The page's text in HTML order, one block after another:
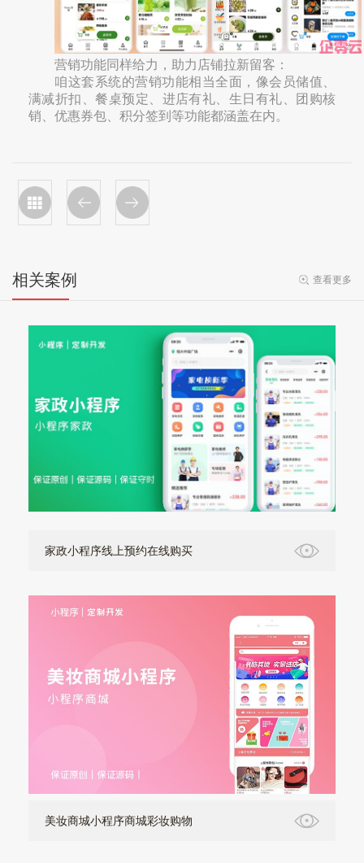
营销功能同样给力，助力店铺拉新留客：
咱这套系统的营销功能相当全面，像会员储值、
满减折扣、餐桌预定、进店有礼、生日有礼、团购核
销、优惠券包、积分签到等功能都涵盖在内。
相关案例 查看更多
家政小程序线上预约在线购买
美妆商城小程序商城彩妆购物